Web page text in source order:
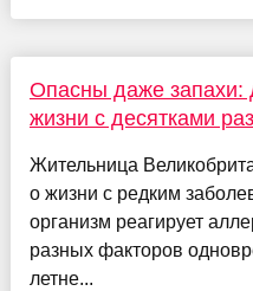
Опасны даже запахи:
жизни с десятками
Жительница
о жизни с редким
организм реагирует
разных факторов
летне...